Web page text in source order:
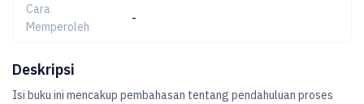
Cara
Memperoleh
-
Deskripsi
Isi buku ini mencakup pembahasan tentang pendahuluan proses